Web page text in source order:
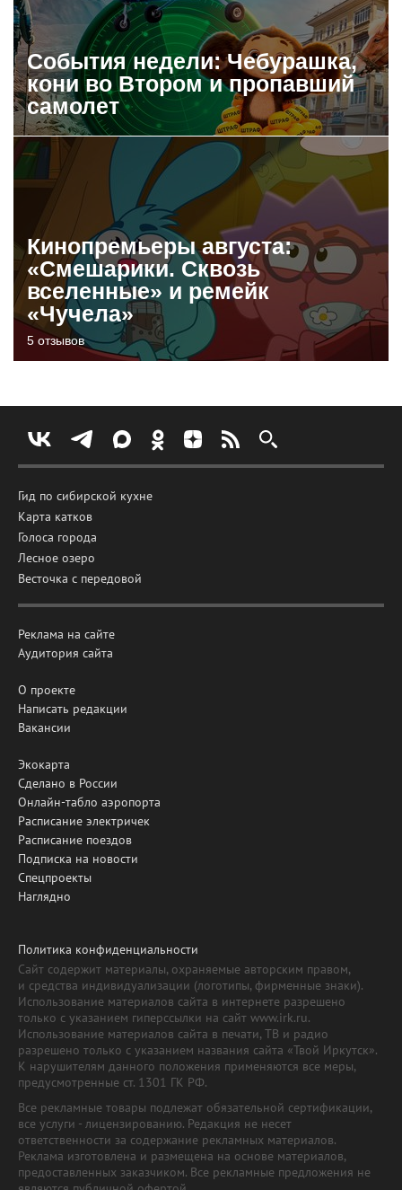
События недели: Чебурашка,
кони во Втором и пропавший
самолет
Кинопремьеры августа:
«Смешарики. Сквозь
вселенные» и ремейк
«Чучела»
5 отзывов
Гид по сибирской кухне
Карта катков
Голоса города
Лесное озеро
Весточка с передовой
Реклама на сайте
Аудитория сайта
О проекте
Написать редакции
Вакансии
Экокарта
Сделано в России
Онлайн-табло аэропорта
Расписание электричек
Расписание поездов
Подписка на новости
Спецпроекты
Наглядно
Политика конфиденциальности
Сайт содержит материалы, охраняемые авторским правом,
и средства индивидуализации (логотипы, фирменные знаки).
Использование материалов сайта в интернете разрешено
только с указанием гиперссылки на сайт www.irk.ru.
Использование материалов сайта в печати, ТВ и радио
разрешено только с указанием названия сайта «Твой Иркутск».
К нарушителям данного положения применяются все меры,
предусмотренные ст. 1301 ГК РФ.
Все рекламные товары подлежат обязательной сертификации,
все услуги - лицензированию. Редакция не несет
ответственности за содержание рекламных материалов.
Реклама изготовлена и размещена на основе материалов,
предоставленных заказчиком. Все рекламные предложения не